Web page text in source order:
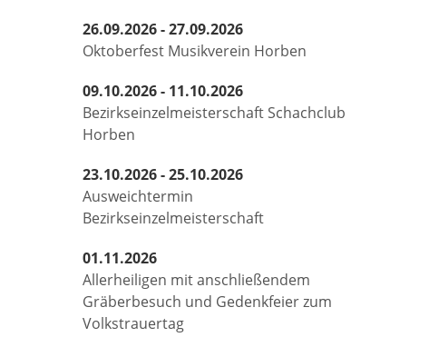
26.09.2026 - 27.09.2026
Oktoberfest Musikverein Horben
09.10.2026 - 11.10.2026
Bezirkseinzelmeisterschaft Schachclub
Horben
23.10.2026 - 25.10.2026
Ausweichtermin
Bezirkseinzelmeisterschaft
01.11.2026
Allerheiligen mit anschließendem
Gräberbesuch und Gedenkfeier zum
Volkstrauertag